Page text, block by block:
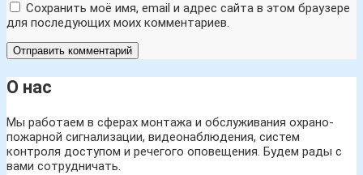
Сохранить моё имя, email и адрес сайта в этом браузере
для последующих моих комментариев.
О нас
Мы работаем в сферах монтажа и обслуживания охрано-
пожарной сигнализации, видеонаблюдения, систем
контроля доступом и речегого оповещения. Будем рады с
вами сотрудничать.